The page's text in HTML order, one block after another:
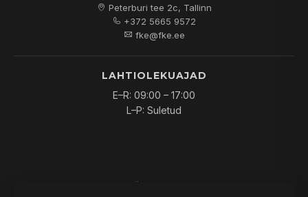
Peterburi tee 2c, Tallinn
+372 5665 9572
fke@fke.ee
LAHTIOLEKUAJAD
E–R: 09:00 – 17:00
L–P: Suletud